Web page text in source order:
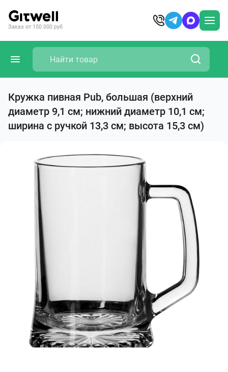
Заказ от 150 000 руб
Кружка пивная Pub, большая (верхний
диаметр 9,1 см; нижний диаметр 10,1 см;
ширина с ручкой 13,3 см; высота 15,3 см)